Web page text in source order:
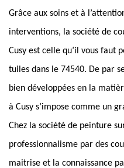
Grâce aux soins et à
interventions, la société de
Cusy est celle qu’il vous faut
tuiles dans le 74540. De par
bien développées en la
à Cusy s’impose comme un
Chez la société de peinture
professionnalisme par des
maitrise et la connaissance